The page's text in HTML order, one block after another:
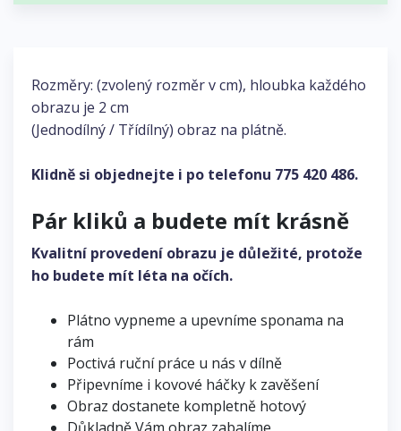
Rozměry: (zvolený rozměr v cm), hloubka každého
obrazu je 2 cm
(Jednodílný / Třídílný) obraz na plátně.
Klidně si objednejte i po telefonu 775 420 486.
Pár kliků a budete mít krásně
Kvalitní provedení obrazu je důležité, protože
ho budete mít léta na očích.
Plátno vypneme a upevníme sponama na
rám
Poctivá ruční práce u nás v dílně
Připevníme i kovové háčky k zavěšení
Obraz dostanete kompletně hotový